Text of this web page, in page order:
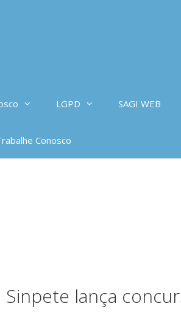
LGPD SAGI WEB
Conosco
lança